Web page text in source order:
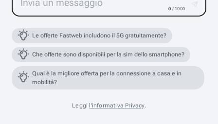
0 / 1000
Le offerte Fastweb includono il 5G gratuitamente?
Che offerte sono disponibili per la sim dello smartphone?
Qual è la migliore offerta per la connessione a casa e in
mobilità?
Leggi l'informativa Privacy.